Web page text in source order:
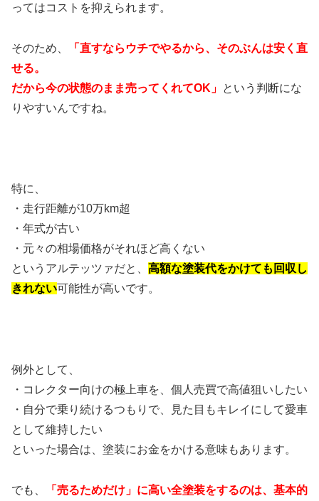
ってはコストを抑えられます。
そのため、
「直すならウチでやるから、そのぶんは安く直
せる。
だから今の状態のまま売ってくれてOK」 という判断にな
りやすいんですね。
特に、
・走行距離が10万km超
・年式が古い
・元々の相場価格がそれほど高くない
というアルテッツァだと、 高額な塗装代をかけても回収し
きれない可能性が高いです。
例外として、
・コレクター向けの極上車を、個人売買で高値狙いしたい
・自分で乗り続けるつもりで、見た目もキレイにして愛車
として維持したい
といった場合は、塗装にお金をかける意味もあります。
でも、
「売るためだけ」に高い全塗装をするのは、基本的